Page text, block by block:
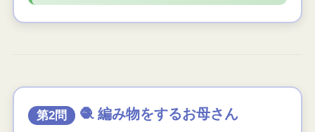
第2問 🧶 編み物をするお母さん